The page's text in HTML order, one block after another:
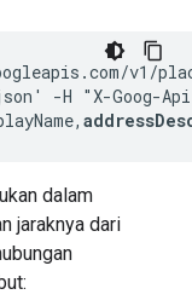
v1/
-H "X-Goog-
dalam
jaraknya dari